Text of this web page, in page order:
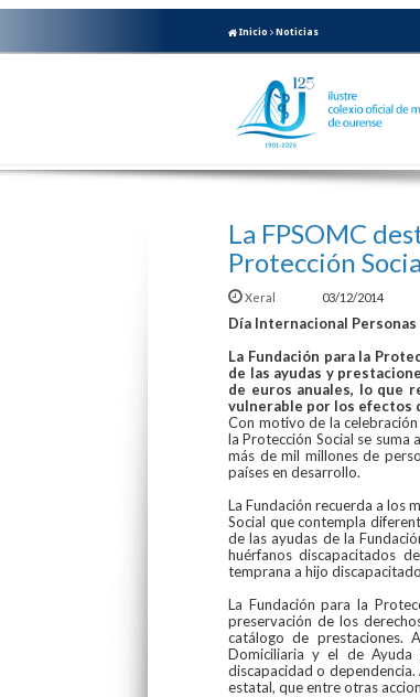
Inicio Noticias
La FPSOMC
Protección
Xeral 03/12/2014
Día Internacional Personas
La Fundación para la
de las ayudas y
de euros anuales, lo que
vulnerable por los efectos
Con motivo de la
la Protección Social se suma
más de mil millones de
países en desarrollo.
La Fundación recuerda a los
Social que contempla
de las ayudas de la
huérfanos discapacitados
temprana a hijo
La Fundación para la
preservación de los
catálogo de prestaciones.
Domiciliaria y el de Ayuda
discapacidad o
estatal, que entre otras